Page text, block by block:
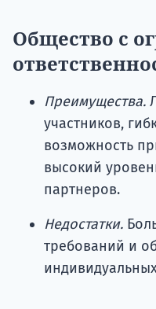
Общество с
Преимущества.
участников,
возможность
высокий
партнеров.
Недостатки.
требований и